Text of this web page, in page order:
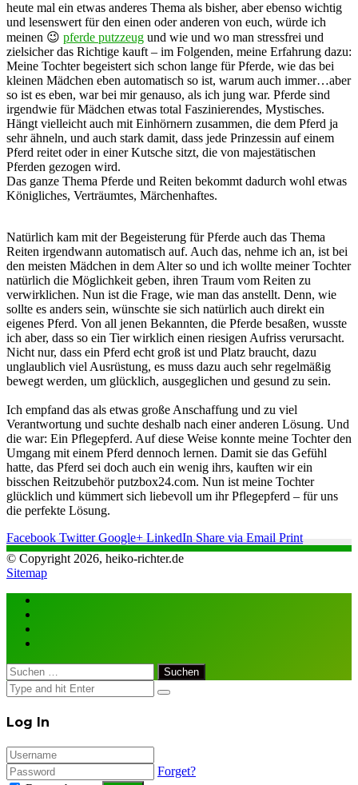
heute mal ein etwas anderes Thema als bisher, aber ebenso wichtig
und lesenswert für den einen oder anderen von euch, würde ich
meinen 😉 pferde putzzeug und wie und wo man stressfrei und
zielsicher das Richtige kauft – im Folgenden, meine Erfahrung dazu:
Meine Tochter begeistert sich schon lange für Pferde, wie das bei
kleinen Mädchen eben automatisch so ist, warum auch immer…aber
so ist es eben, war bei mir genauso, als ich jung war. Pferde sind
irgendwie für Mädchen etwas total Faszinierendes, Mystisches.
Hängt vielleicht auch mit Einhörnern zusammen, die dem Pferd ja
sehr ähneln, und auch stark damit, dass jede Prinzessin auf einem
Pferd reitet oder in einer Kutsche sitzt, die von majestätischen
Pferden gezogen wird.
Das ganze Thema Pferde und Reiten bekommt dadurch wohl etwas
Königliches, Verträumtes, Märchenhaftes.
Natürlich kam mit der Begeisterung für Pferde auch das Thema
Reiten irgendwann automatisch auf. Auch das, nehme ich an, ist bei
den meisten Mädchen in dem Alter so und ich wollte meiner Tochter
natürlich die Möglichkeit geben, ihren Traum vom Reiten zu
verwirklichen. Nun ist die Frage, wie man das anstellt. Denn, wie
sollte es anders sein, wünschte sie sich natürlich auch direkt ein
eigenes Pferd. Von all jenen Bekannten, die Pferde besaßen, wusste
ich aber, dass so ein Tier wirklich einen riesigen Aufriss verursacht.
Nicht nur, dass ein Pferd echt groß ist und Platz braucht, dazu
unglaublich viel Ausrüstung, es muss dazu auch sehr regelmäßig
bewegt werden, um glücklich, ausgeglichen und gesund zu sein.
Ich empfand das als etwas große Anschaffung und zu viel
Verantwortung und suchte deshalb nach einer anderen Lösung. Und
die war: Ein Pflegepferd. Auf diese Weise konnte meine Tochter den
Umgang mit einem Pferd dennoch lernen. Damit sie das Gefühl
hatte, das Pferd sei doch auch ein wenig ihrs, kauften wir ein
bisschen Reitzubehör putzbox24.com. Nun ist meine Tochter
glücklich und kümmert sich liebevoll um ihr Pflegepferd – für uns
die perfekte Lösung.
Facebook Twitter Google+ LinkedIn Share via Email Print
© Copyright 2026, heiko-richter.de
Sitemap
Close
Suchen
nach:
Close
Log In
Forget?